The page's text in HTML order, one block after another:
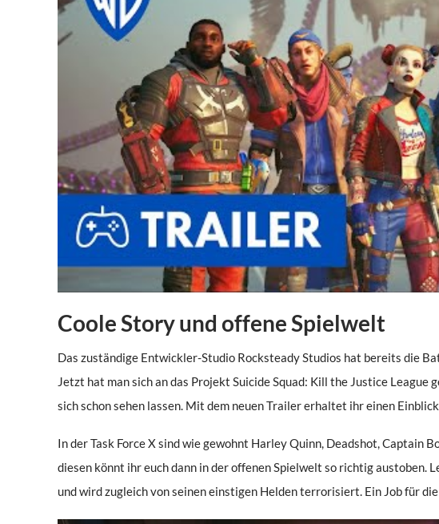
Coole Story und offene Spielwelt
Das zuständige Entwickler-Studio Rocksteady Studios hat bereits die
Jetzt hat man sich an das Projekt Suicide Squad: Kill the Justice League
sich schon sehen lassen. Mit dem neuen Trailer erhaltet ihr einen
In der Task Force X sind wie gewohnt Harley Quinn, Deadshot, Captain
diesen könnt ihr euch dann in der offenen Spielwelt so richtig austoben.
und wird zugleich von seinen einstigen Helden terrorisiert. Ein Job für die